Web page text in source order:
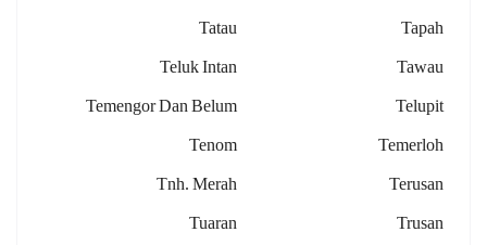
Tapah
Tatau
Tawau
Teluk Intan
Telupit
Temengor Dan Belum
Temerloh
Tenom
Terusan
Tnh. Merah
Trusan
Tuaran